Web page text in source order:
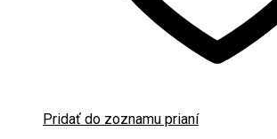
Pridať do zoznamu prianí